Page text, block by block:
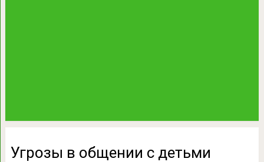
Угрозы в общении с детьми